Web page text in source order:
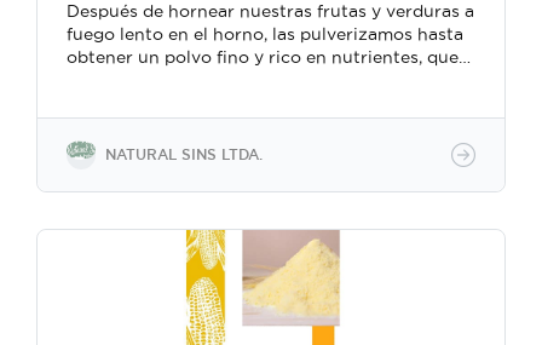
Después de hornear nuestras frutas y verduras a
fuego lento en el horno, las pulverizamos hasta
obtener un polvo fino y rico en nutrientes, que
cualquier tipo de comida o bebida.
NATURAL SINS LTDA.